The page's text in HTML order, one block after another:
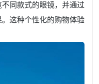
同款式的眼镜，并通过
这种个性化的购物体验